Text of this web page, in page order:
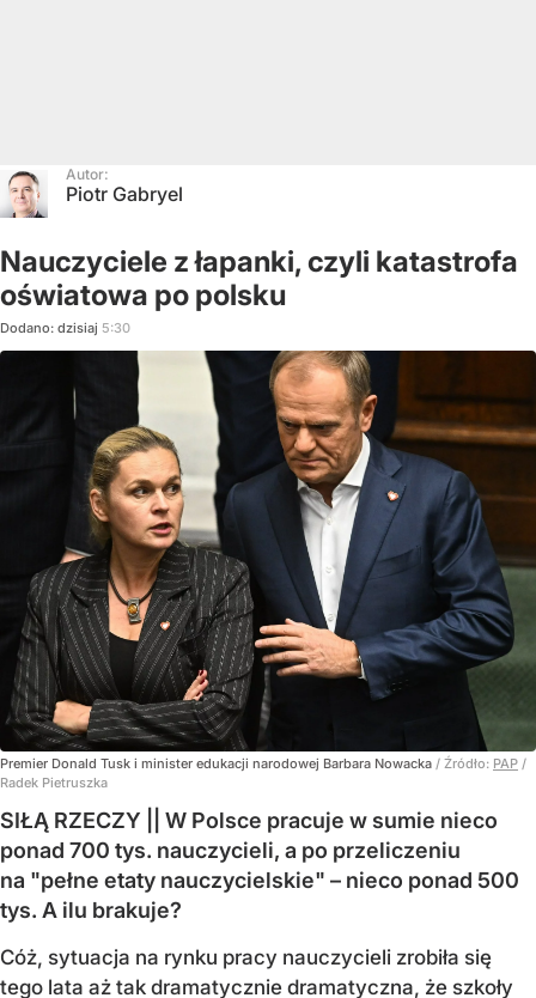
Autor:
Piotr Gabryel
Nauczyciele z łapanki, czyli katastrofa
oświatowa po polsku
Dodano: dzisiaj 5:30
Premier Donald Tusk i minister edukacji narodowej Barbara Nowacka / Źródło: PAP /
Radek Pietruszka
SIŁĄ RZECZY || W Polsce pracuje w sumie nieco
ponad 700 tys. nauczycieli, a po przeliczeniu
na "pełne etaty nauczycielskie" – nieco ponad 500
tys. A ilu brakuje?
Cóż, sytuacja na rynku pracy nauczycieli zrobiła się
tego lata aż tak dramatycznie dramatyczna, że szkoły